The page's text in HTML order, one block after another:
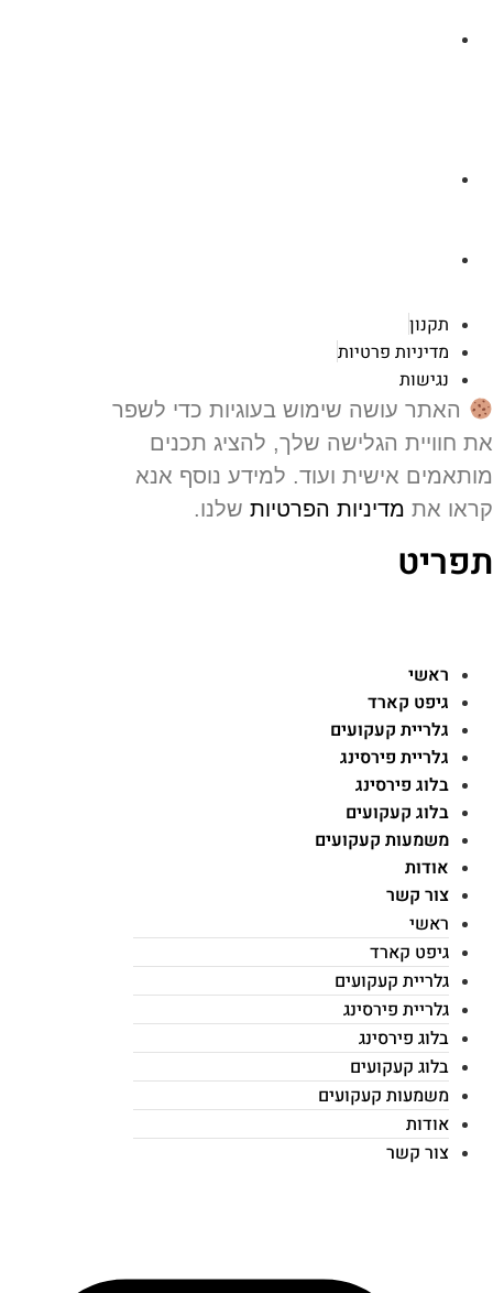
תקנון
מדיניות פרטיות
נגישות
האתר עושה שימוש בעוגיות כדי לשפר
חוויית הגלישה שלך, להציג תכנים
אישית ועוד. למידע נוסף אנא
אתמדיניות הפרטיותשלנו.
ראשי
גיפט קארד
גלריית קעקועים
גלריית פירסינג
בלוג פירסינג
בלוג קעקועים
משמעות קעקועים
אודות
צור קשר
ראשי
גיפט קארד
גלריית קעקועים
גלריית פירסינג
בלוג פירסינג
בלוג קעקועים
משמעות קעקועים
אודות
צור קשר